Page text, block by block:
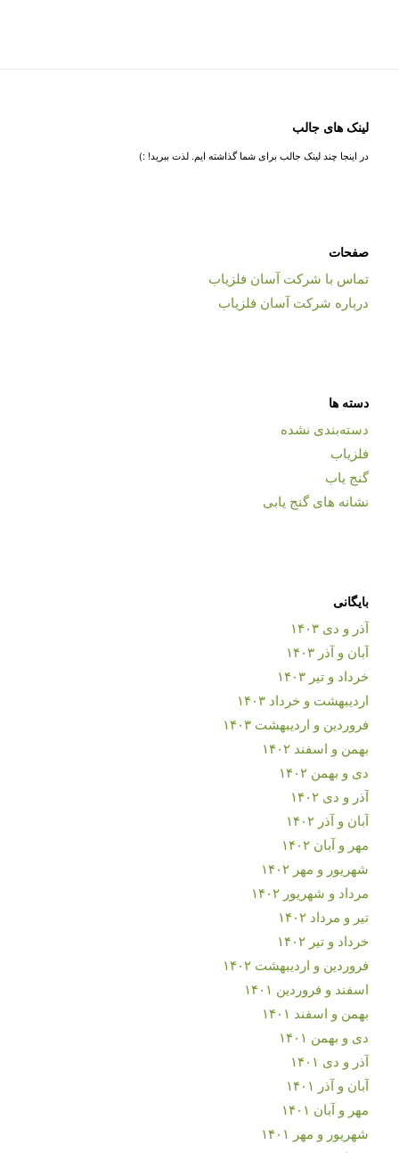
لینک های جالب
در اینجا چند لینک جالب برای شما گذاشته ایم. لذت ببرید! :)
صفحات
تماس با شرکت آسان فلزیاب
درباره شرکت آسان فلزیاب
دسته ها
دسته‌بندی نشده
فلزیاب
گنج یاب
نشانه های گنج یابی
بایگانی
آذر و دی ۱۴۰۳
آبان و آذر ۱۴۰۳
خرداد و تیر ۱۴۰۳
اردیبهشت و خرداد ۱۴۰۳
فروردین و اردیبهشت ۱۴۰۳
بهمن و اسفند ۱۴۰۲
دی و بهمن ۱۴۰۲
آذر و دی ۱۴۰۲
آبان و آذر ۱۴۰۲
مهر و آبان ۱۴۰۲
شهریور و مهر ۱۴۰۲
مرداد و شهریور ۱۴۰۲
تیر و مرداد ۱۴۰۲
خرداد و تیر ۱۴۰۲
فروردین و اردیبهشت ۱۴۰۲
اسفند و فروردین ۱۴۰۱
بهمن و اسفند ۱۴۰۱
دی و بهمن ۱۴۰۱
آذر و دی ۱۴۰۱
آبان و آذر ۱۴۰۱
مهر و آبان ۱۴۰۱
شهریور و مهر ۱۴۰۱